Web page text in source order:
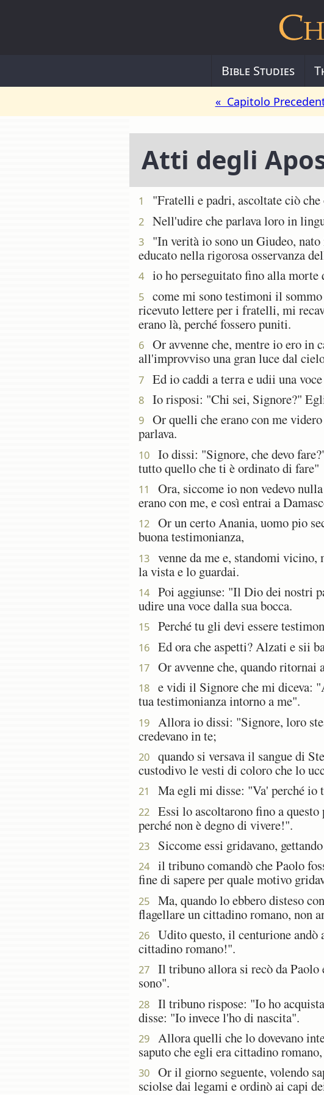
Bible Studies
« Capitolo
Atti degli
1 "Fratelli e padri, ascoltate ciò
2 Nell'udire che parlava loro in
3
"In verità io sono un Giudeo,
educato nella rigorosa osservanza
4 io ho perseguitato fino alla morte
5
come mi sono testimoni il
ricevuto lettere per i fratelli, mi
erano là, perché fossero puniti.
6
Or avvenne che, mentre io ero in
all'improvviso una gran luce dal
7 Ed io caddi a terra e udii una
8 Io risposi: "Chi sei, Signore?"
9
Or quelli che erano con me
parlava.
10
Io dissi: "Signore, che devo
tutto quello che ti è ordinato di fare"
11
Ora, siccome io non vedevo
erano con me, e così entrai a
12
Or un certo Anania, uomo pio
buona testimonianza,
13
venne da me e, standomi
la vista e lo guardai.
14
Poi aggiunse: "Il Dio dei nostri
udire una voce dalla sua bocca.
15 Perché tu gli devi essere
16 Ed ora che aspetti? Alzati e sii
17 Or avvenne che, quando ritornai
18
e vidi il Signore che mi diceva:
tua testimonianza intorno a me".
19
Allora io dissi: "Signore, loro
credevano in te;
20
quando si versava il sangue di
custodivo le vesti di coloro che lo
21 Ma egli mi disse: "Va' perché
22
Essi lo ascoltarono fino a
perché non è degno di vivere!".
23 Siccome essi gridavano,
24
il tribuno comandò che Paolo
fine di sapere per quale motivo
25
Ma, quando lo ebbero disteso
flagellare un cittadino romano, non
26
Udito questo, il centurione andò
cittadino romano!".
27
Il tribuno allora si recò da
sono".
28
Il tribuno rispose: "Io ho
disse: "Io invece l'ho di nascita".
29
Allora quelli che lo dovevano
saputo che egli era cittadino
30
Or il giorno seguente, volendo
sciolse dai legami e ordinò ai capi